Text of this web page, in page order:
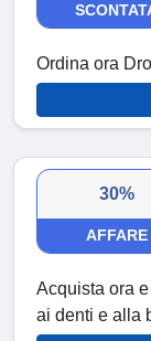
Ordina ora
30%
AFFARE
Acquista ora
ai denti e alla